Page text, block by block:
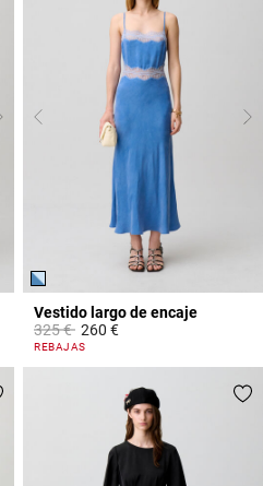
Vestido largo de encaje
Price reduced from
325 €to260 €
3,8 out of 5 Customer Rating
REBAJAS